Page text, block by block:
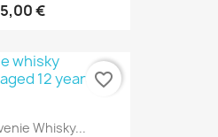
€
Whisky...
favorite_border